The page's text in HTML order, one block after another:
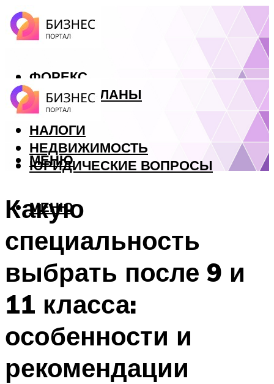
ФОРЕКС
БИЗНЕС ПЛАНЫ
КРЕДИТЫ
НАЛОГИ
НЕДВИЖИМОСТЬ
ЮРИДИЧЕСКИЕ ВОПРОСЫ
МЕНЮ
МЕНЮ
Какую
специальность
выбрать после 9 и
11 класса:
особенности и
рекомендации